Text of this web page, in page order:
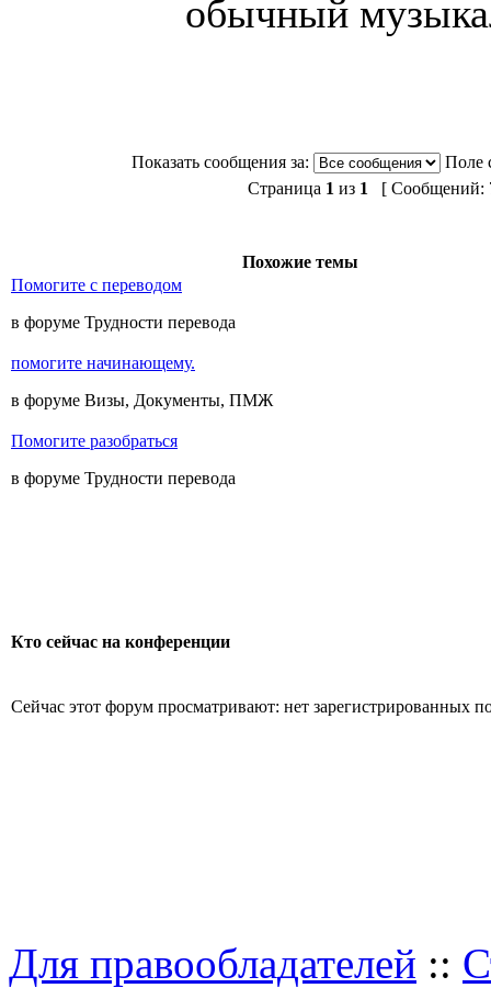
обычный
Показать сообщения за:
Поле
Страница 1 из 1 [ Сообщений:
Похожие темы
Помогите с переводом
в форуме Трудности перевода
помогите начинающему.
в форуме Визы, Документы, ПМЖ
Помогите разобраться
в форуме Трудности перевода
Кто сейчас на конференции
Сейчас этот форум просматривают: нет зарегистрированных
Для правообладателей ::